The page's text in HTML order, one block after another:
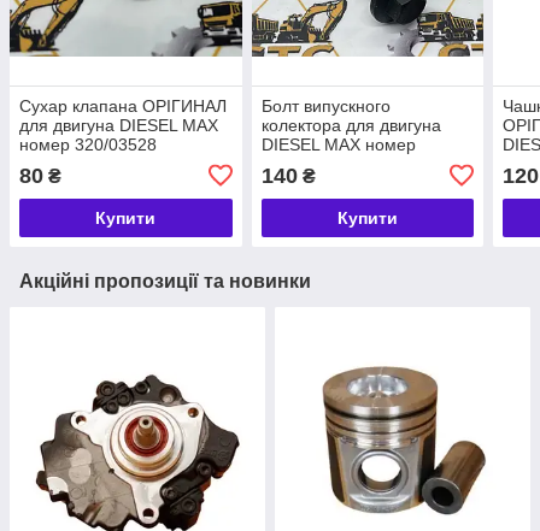
Сухар клапана ОРІГИНАЛ
для двигуна DIESEL MAX
номер 320/03528
80 ₴
Купити
Болт випускного
колектора для двигуна
DIESEL MAX номер
140₴
Купити
120
Акційні пропозиції та новинки